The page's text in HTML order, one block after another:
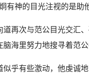
有神的目光注视的是
次与范公目光交汇、
脑海里努力地搜寻着范
有些激动，他虔诚地